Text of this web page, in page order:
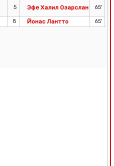
5 Эфе Халил Озарслан 65'
8 Йонас Лантто 65'